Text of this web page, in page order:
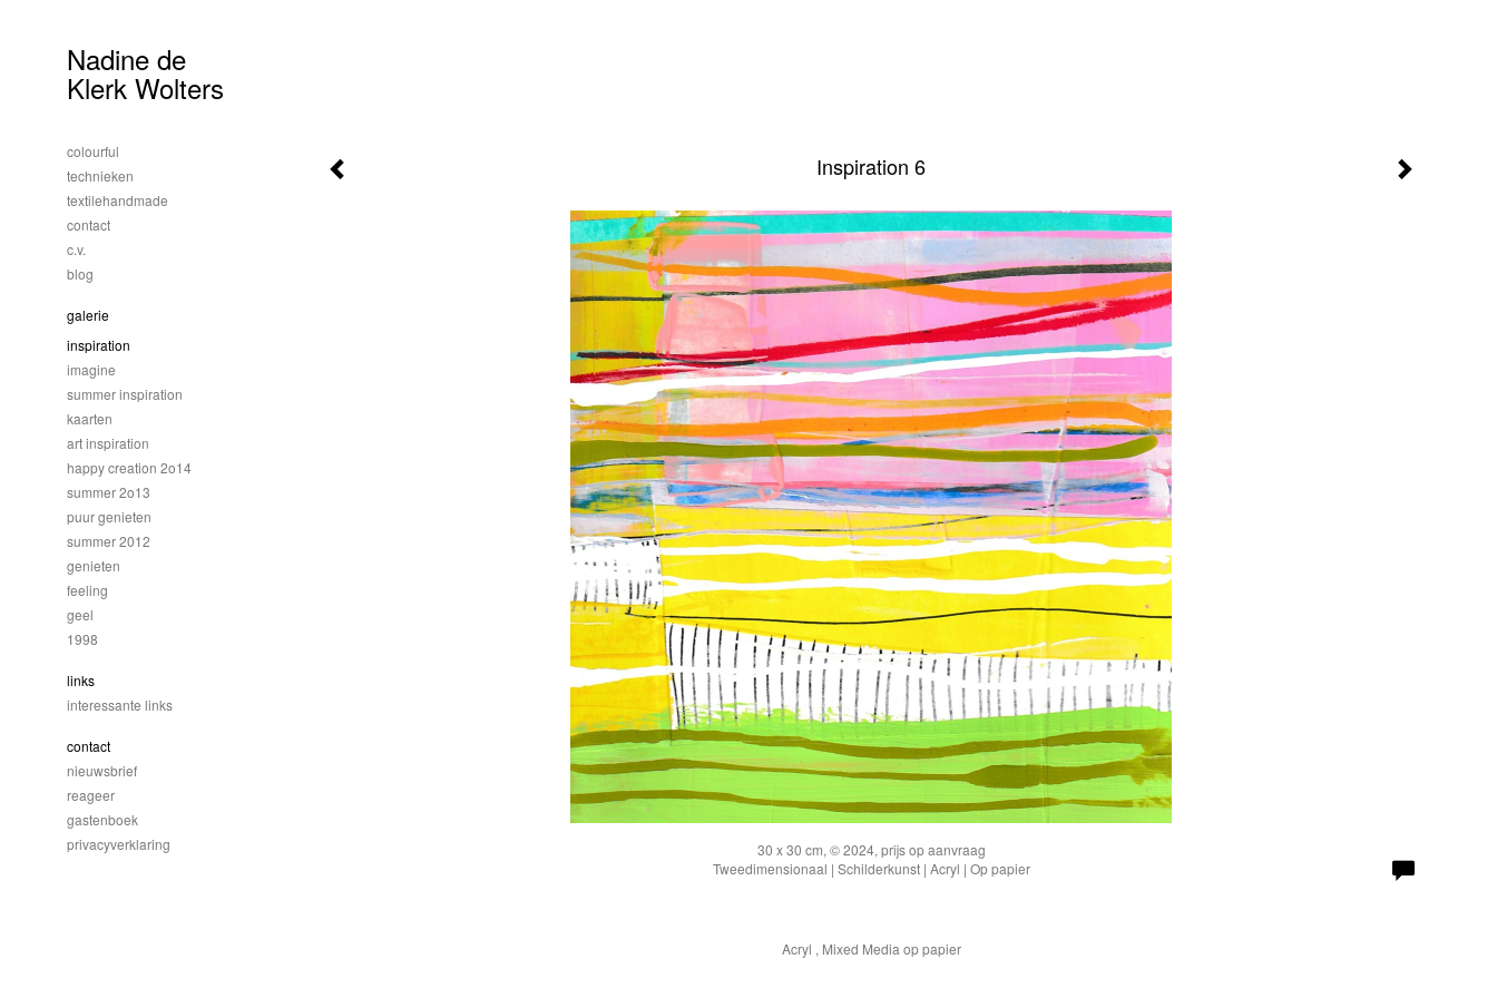
Inspiration 6
30 x 30 cm, © 2024, prijs op aanvraag
Tweedimensionaal | Schilderkunst | Acryl | Op papier
Acryl , Mixed Media op papier
Nadine de
Klerk Wolters
colourful
technieken
textilehandmade
contact
c.v.
blog
galerie
inspiration
imagine
summer inspiration
kaarten
art inspiration
happy creation 2o14
summer 2o13
puur genieten
summer 2012
genieten
feeling
geel
1998
links
interessante links
contact
nieuwsbrief
reageer
gastenboek
privacyverklaring